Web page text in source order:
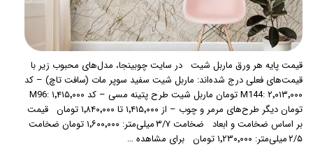
قیمت پایه هر ورق ماربل شیت در سایت چوبینجا، مدل‌های محبوب زیر با
قیمت‌های فعلی درج شده‌اند: ماربل شیت سفید سوپر مات (سافت تاچ) – کد
M144: ۲٬۰۱۳٬۰۰۰ تومان ماربل شیت طرح پتینه مسی – کد M96: ۱٬۴۱۵٬۰۰۰
تومان دیگر طرح‌های مرمر و چوب – از ۱٬۴۱۵٬۰۰۰ تا ۱٬۸۴۰٬۰۰۰ تومان قیمت
بر اساس ضخامت و ابعاد ضخامت ۳/۷ میلی‌متر: ۱٬۶۰۰٬۰۰۰ تومان ضخامت
۲/۵ میلی‌متر: ۱٬۲۳۰٬۰۰۰ تومان برای مشاهده …